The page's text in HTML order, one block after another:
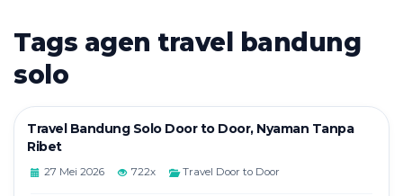
Tags agen travel bandung
solo
Travel Bandung Solo Door to Door, Nyaman Tanpa
Ribet
27 Mei 2026 722x Travel Door to Door